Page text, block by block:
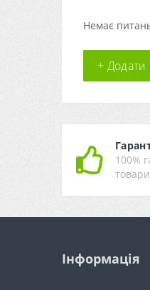
Немає
+
100%
Інформація